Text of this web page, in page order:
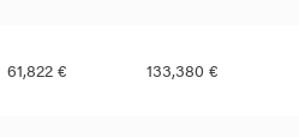
61,822 € 133,380 €